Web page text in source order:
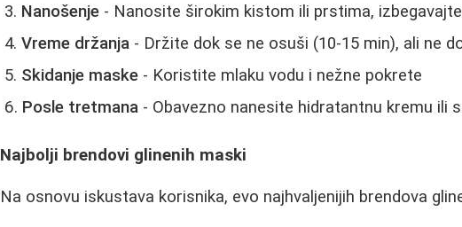
Nanošenje - Nanosite širokim kistom ili prstima,
Vreme držanja - Držite dok se ne osuši (10-15 min), ali ne
Skidanje maske - Koristite mlaku vodu i nežne pokrete
Posle tretmana - Obavezno nanesite hidratantnu kremu ili
Najbolji brendovi glinenih maski
Na osnovu iskustava korisnika, evo najhvaljenijih brendova